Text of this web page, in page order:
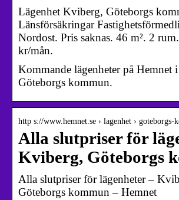
Lägenhet Kviberg, Göteborgs
Länsförsäkringar
Nordost. Pris saknas. 46 m². 2
kr/mån.
Kommande lägenheter på Hemnet
Göteborgs kommun.
http s://www.hemnet.se › lagenhet › goteborgs-
Alla slutpriser för
Kviberg, Göteborgs
Alla slutpriser för lägenheter –
Göteborgs kommun – Hemnet